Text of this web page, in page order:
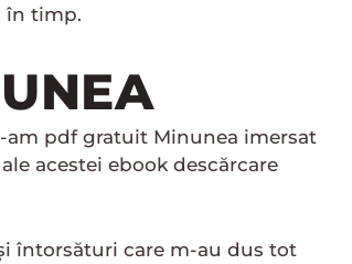
în timp.
am pdf gratuit Minunea imersat
acestei ebook descărcare
întorsături care m-au dus tot